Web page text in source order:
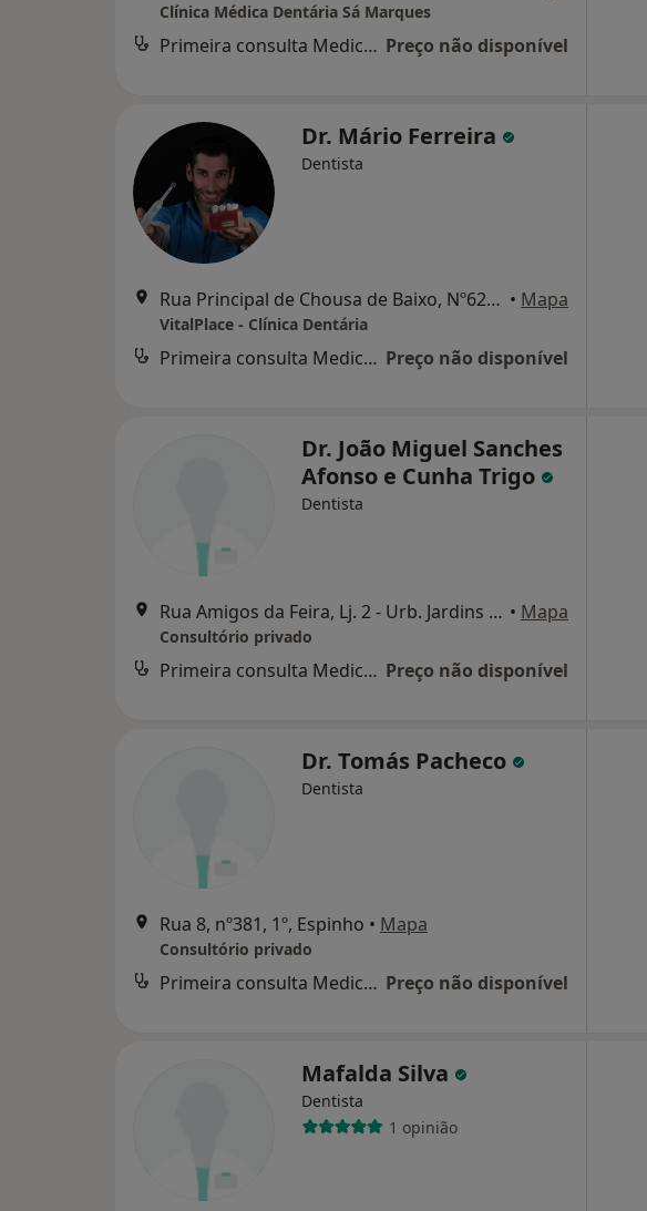
Clínica Médica Dentária Sá Marques
Primeira consulta Medicina dentária Preço não disponível
Dr. Mário Ferreira
Dentista
Rua Principal de Chousa de Baixo, Nº626, Fiães Vfr • Mapa
VitalPlace - Clínica Dentária
Primeira consulta Medicina dentária Preço não disponível
Dr. João Miguel Sanches
Afonso e Cunha Trigo
Dentista
Rua Amigos da Feira, Lj. 2 - Urb. Jardins da Feira, Santa Maria da Feira • Mapa
Consultório privado
Primeira consulta Medicina dentária Preço não disponível
Dr. Tomás Pacheco
Dentista
Rua 8, nº381, 1º, Espinho • Mapa
Consultório privado
Primeira consulta Medicina dentária Preço não disponível
Mafalda Silva
Dentista
1 opinião